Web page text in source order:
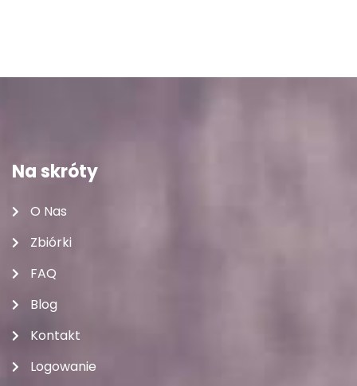
Na skróty
O Nas
Zbiórki
FAQ
Blog
Kontakt
Logowanie